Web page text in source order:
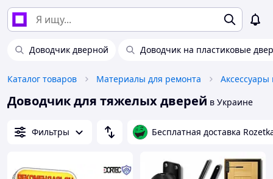
Доводчик дверной Доводчик на пластиковые
Каталог товаров Материалы для ремонта
Доводчик для тяжелых дверей в Украине
Фильтры Бесплатная доставка